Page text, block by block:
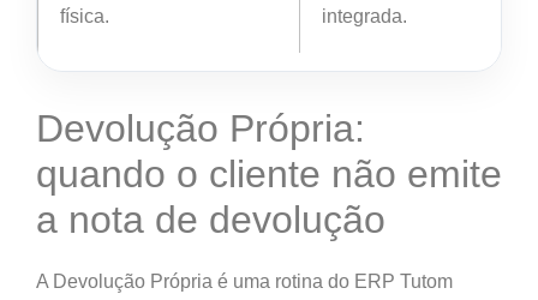
física.
integrada.
Devolução Própria:
quando o cliente não emite
a nota de devolução
A Devolução Própria é uma rotina do ERP Tutom